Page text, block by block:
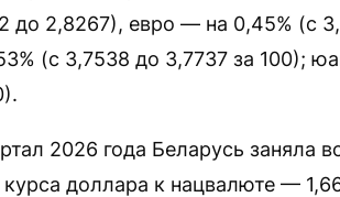
до 2,8267), евро — на 0,45% (с
(с 3,7538 до 3,7737 за 100);
2026 года Беларусь заняла
доллара к нацвалюте —